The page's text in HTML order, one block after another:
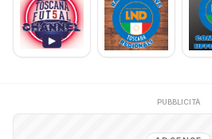
PUBBLICITÀ